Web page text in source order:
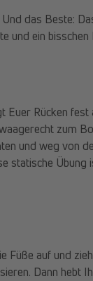
das Beste:
und ein bisschen
Rücken fest
zum
und weg von
statische
auf und
Dann hebt